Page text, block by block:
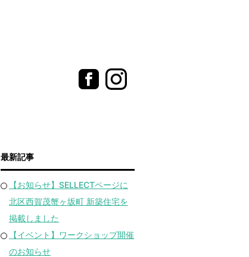
最新記事
【お知らせ】SELLECTページに
北区西賀茂蟹ヶ坂町 新築住宅を
掲載しました
【イベント】ワークショップ開催
のお知らせ